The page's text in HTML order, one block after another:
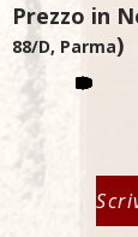
Prezzo in
88/D, Parma)